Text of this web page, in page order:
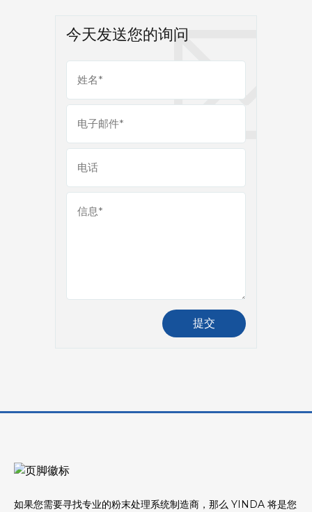
今天发送您的询问
如果您需要寻找专业的粉末处理系统制造商，那么 YINDA 将是您